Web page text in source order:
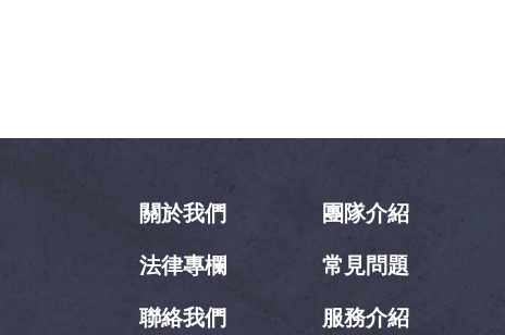
關於我們
團隊介紹
法律專欄
常見問題
聯絡我們
服務介紹